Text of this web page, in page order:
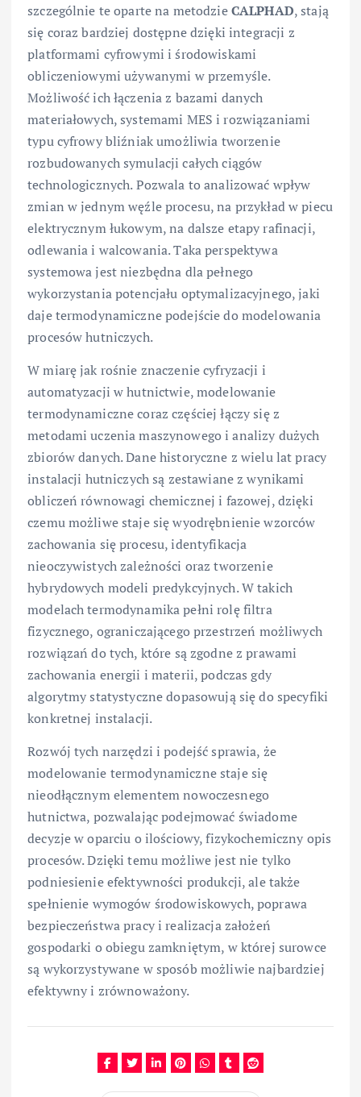
szczególnie te oparte na metodzieCALPHAD, stają
się coraz bardziej dostępne dzięki integracji z
platformami cyfrowymi i środowiskami
obliczeniowymi używanymi w przemyśle.
Możliwość ich łączenia z bazami danych
materiałowych, systemami MES i rozwiązaniami
typu cyfrowy bliźniak umożliwia tworzenie
rozbudowanych symulacji całych ciągów
technologicznych. Pozwala to analizować wpływ
zmian w jednym węźle procesu, na przykład w piecu
elektrycznym łukowym, na dalsze etapy rafinacji,
odlewania i walcowania. Taka perspektywa
systemowa jest niezbędna dla pełnego
wykorzystania potencjału optymalizacyjnego, jaki
daje termodynamiczne podejście do modelowania
procesów hutniczych.
W miarę jak rośnie znaczenie cyfryzacji i
automatyzacji w hutnictwie, modelowanie
termodynamiczne coraz częściej łączy się z
metodami uczenia maszynowego i analizy dużych
zbiorów danych. Dane historyczne z wielu lat pracy
instalacji hutniczych są zestawiane z wynikami
obliczeń równowagi chemicznej i fazowej, dzięki
czemu możliwe staje się wyodrębnienie wzorców
zachowania się procesu, identyfikacja
nieoczywistych zależności oraz tworzenie
hybrydowych modeli predykcyjnych. W takich
modelach termodynamika pełni rolę filtra
fizycznego, ograniczającego przestrzeń możliwych
rozwiązań do tych, które są zgodne z prawami
zachowania energii i materii, podczas gdy
algorytmy statystyczne dopasowują się do specyfiki
konkretnej instalacji.
Rozwój tych narzędzi i podejść sprawia, że
modelowanie termodynamiczne staje się
nieodłącznym elementem nowoczesnego
hutnictwa, pozwalając podejmować świadome
decyzje w oparciu o ilościowy, fizykochemiczny opis
procesów. Dzięki temu możliwe jest nie tylko
podniesienie efektywności produkcji, ale także
spełnienie wymogów środowiskowych, poprawa
bezpieczeństwa pracy i realizacja założeń
gospodarki o obiegu zamkniętym, w której surowce
są wykorzystywane w sposób możliwie najbardziej
efektywny i zrównoważony.